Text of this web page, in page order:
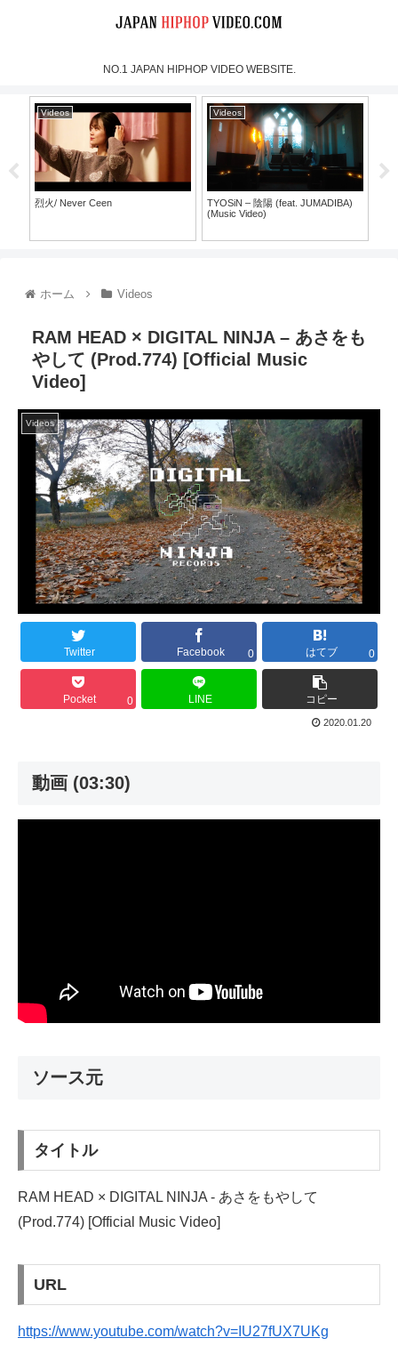
NO.1 JAPAN HIPHOP VIDEO WEBSITE.
Videos
烈火/ Never Ceen
Videos
TYOSiN – 陰陽 (feat. JUMADIBA)
(Music Video)
ホーム Videos
RAM HEAD × DIGITAL NINJA – あさをも
やして (Prod.774) [Official Music
Video]
Videos
Twitter Facebook 0 はてブ 0
Pocket 0 LINE コピー
2020.01.20
動画 (03:30)
ソース元
タイトル
RAM HEAD × DIGITAL NINJA - あさをもやして
(Prod.774) [Official Music Video]
URL
https://www.youtube.com/watch?v=IU27fUX7UKg